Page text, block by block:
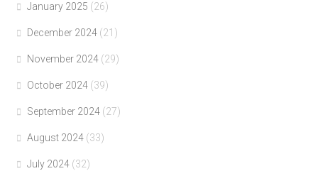
January 2025 (26)
December 2024 (21)
November 2024 (29)
October 2024 (39)
September 2024 (27)
August 2024 (33)
July 2024 (32)